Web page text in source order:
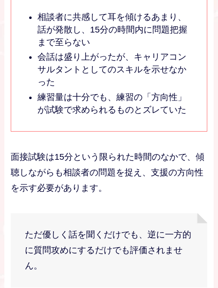
相談者に共感して耳を傾けるあまり、
話が発散し、15分の時間内に問題把握
まで至らない
会話は盛り上がったが、キャリアコン
サルタントとしてのスキルを示せなか
った
練習量は十分でも、練習の「方向性」
が試験で求められるものとズレていた
面接試験は15分という限られた時間のなかで、傾
聴しながらも相談者の問題を捉え、支援の方向性
を示す必要があります。
ただ優しく話を聞くだけでも、逆に一方的
に質問攻めにするだけでも評価されませ
ん。